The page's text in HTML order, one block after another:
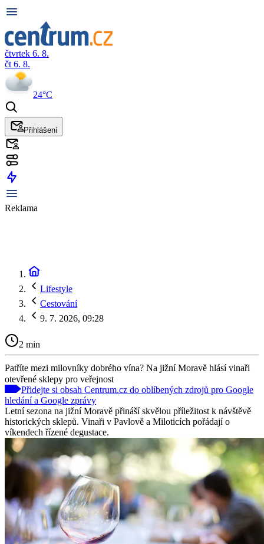
čtvrtek 6. 8.
čt 6. 8.
24°C
Přihlášení
Reklama
Lifestyle
Cestování
9. 7. 2026, 09:28
2 min
Patříte mezi milovníky dobrého vína? Na jižní Moravě hlásí vinaři
otevřené sklepy pro veřejnost
Přidejte si obsah Centrum.cz do oblíbených zdrojů pro Google
hledání a Google zprávy
Letní sezona na jižní Moravě přináší skvělou příležitost k návštěvě
historických sklepů. Vinaři v Pavlově a Miloticích pořádají o
víkendech řízené degustace.